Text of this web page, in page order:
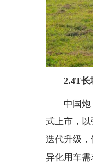
2.4T长
中国炮
式上市，以
迭代升级
异化用车需